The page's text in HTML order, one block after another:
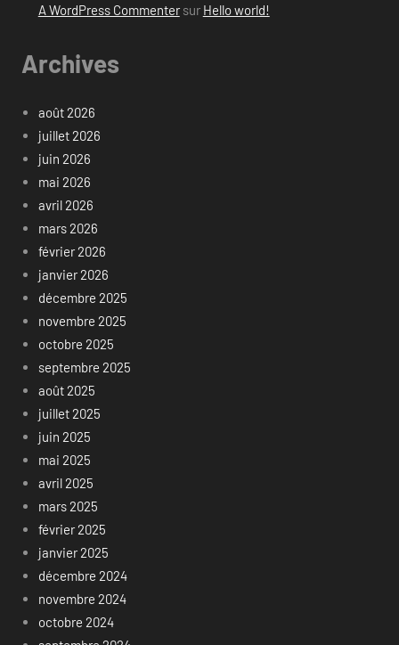
A WordPress Commentersur Hello world!
Archives
août 2026
juillet 2026
juin 2026
mai 2026
avril 2026
mars 2026
février 2026
janvier 2026
décembre 2025
novembre 2025
octobre 2025
septembre 2025
août 2025
juillet 2025
juin 2025
mai 2025
avril 2025
mars 2025
février 2025
janvier 2025
décembre 2024
novembre 2024
octobre 2024